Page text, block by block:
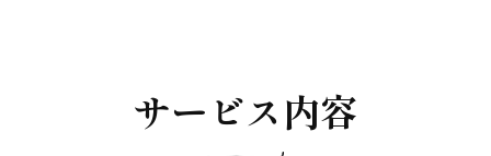
サービス内容